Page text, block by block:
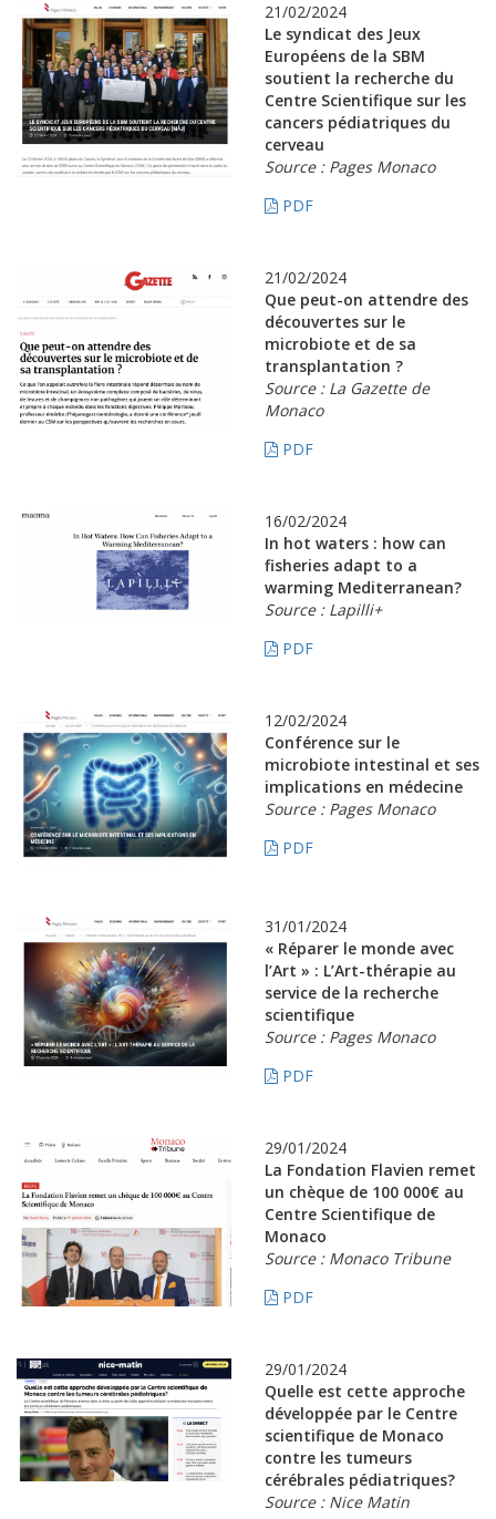
21/02/2024
Le syndicat des Jeux
Européens de la SBM
soutient la recherche du
Centre Scientifique sur les
cancers pédiatriques du
cerveau
Source : Pages Monaco
PDF
21/02/2024
Que peut-on attendre des
découvertes sur le
microbiote et de sa
transplantation ?
Source : La Gazette de
Monaco
PDF
16/02/2024
In hot waters : how can
fisheries adapt to a
warming Mediterranean?
Source : Lapilli+
PDF
12/02/2024
Conférence sur le
microbiote intestinal et ses
implications en médecine
Source : Pages Monaco
PDF
31/01/2024
« Réparer le monde avec
l’Art » : L’Art-thérapie au
service de la recherche
scientifique
Source : Pages Monaco
PDF
29/01/2024
La Fondation Flavien remet
un chèque de 100 000€ au
Centre Scientifique de
Monaco
Source : Monaco Tribune
PDF
29/01/2024
Quelle est cette approche
développée par le Centre
scientifique de Monaco
contre les tumeurs
cérébrales pédiatriques?
Source : Nice Matin